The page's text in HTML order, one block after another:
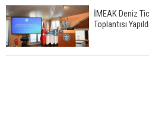
İMEAK Deniz
Toplantısı Yapıldı